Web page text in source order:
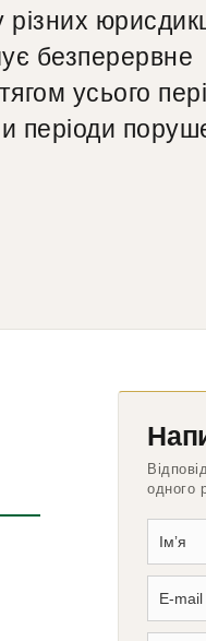
безперервне
усього
періоди
одного